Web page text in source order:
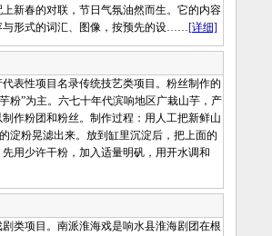
新春的对联，节日气氛油然而生。它的内容
与形式的词汇、图像，按预先的设……[详细]
表性项目名录传统技艺类项目。粉丝制作的
粉”为主。六七十年代滨响地区广栽山芋，产
作粉团和粉丝。制作过程：用人工把新鲜山
淀粉晃滤出来。放到缸里沉淀后，把上面的
用少许干粉，加入适量明矾，用开水调和
类项目。南派淮海戏是响水县淮海剧团在根